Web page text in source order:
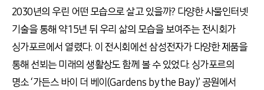
2030년의 우린 어떤 모습으로 살고 있을까? 다양한 사물인터넷
기술을 통해 약 15년 뒤 우리 삶의 모습을 보여주는 전시회가
싱가포르에서 열렸다. 이 전시회에선 삼성전자가 다양한 제품을
통해 선뵈는 미래의 생활상도 함께 볼 수 있었다. 싱가포르의
명소 ‘가든스 바이 더 베이(Gardens by the Bay)’ 공원에서